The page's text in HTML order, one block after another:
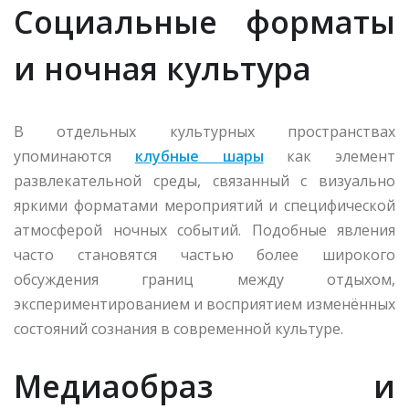
Социальные форматы
и ночная культура
В отдельных культурных пространствах
упоминаются клубные шары как элемент
развлекательной среды, связанный с визуально
яркими форматами мероприятий и специфической
атмосферой ночных событий. Подобные явления
часто становятся частью более широкого
обсуждения границ между отдыхом,
экспериментированием и восприятием изменённых
состояний сознания в современной культуре.
Медиаобраз и